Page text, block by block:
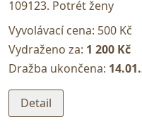
109123. Potrét ženy
Vyvolávací cena: 500 Kč
Vydraženo za: 1 200 Kč
Dražba ukončena:
Detail